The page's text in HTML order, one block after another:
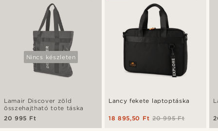
Nincs készleten
Lamair Discover zöld
összehajtható tote táska
20 995 Ft
Lancy fekete laptoptáska
20 995 Ft
18 895,50 Ft